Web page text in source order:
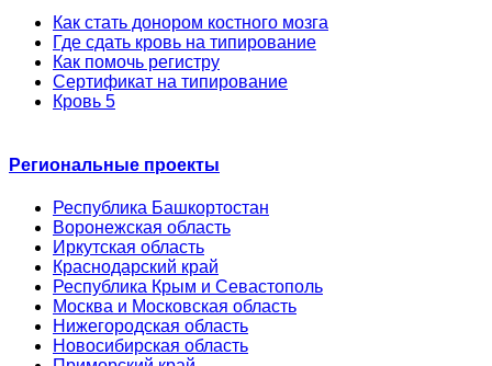
Как стать донором костного мозга
Где сдать кровь на типирование
Как помочь регистру
Сертификат на типирование
Кровь 5
Региональные проекты
Республика Башкортостан
Воронежская область
Иркутская область
Краснодарский край
Республика Крым и Севастополь
Москва и Московская область
Нижегородская область
Новосибирская область